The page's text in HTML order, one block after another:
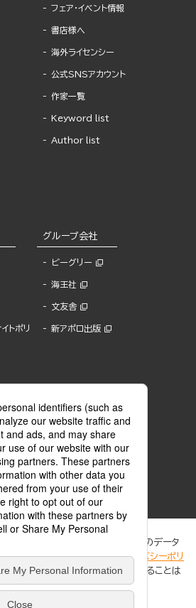
フェア・イベント情報
書店様へ
海外ライセンシー
公式SNSアカウント
作家一覧
Keyword list
Author list
トポリ
グループ会社
ビーグリー
海王社
文友舎
新アポロ出版
書籍配信サービスが、著作権者からコンテンツ使用許諾を
とを示す登録商標(登録番号 第6091713号)です。
示しているサービスの一覧はこちら。
は、利便性向上のためにCookie等のデータ
についての詳細は、「プライバシーポリ
イトでは、訪問者の個人情報を追跡することは